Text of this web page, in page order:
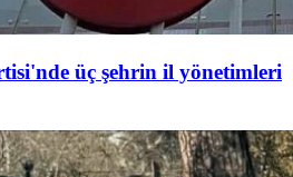
üç şehrin il yönetimleri